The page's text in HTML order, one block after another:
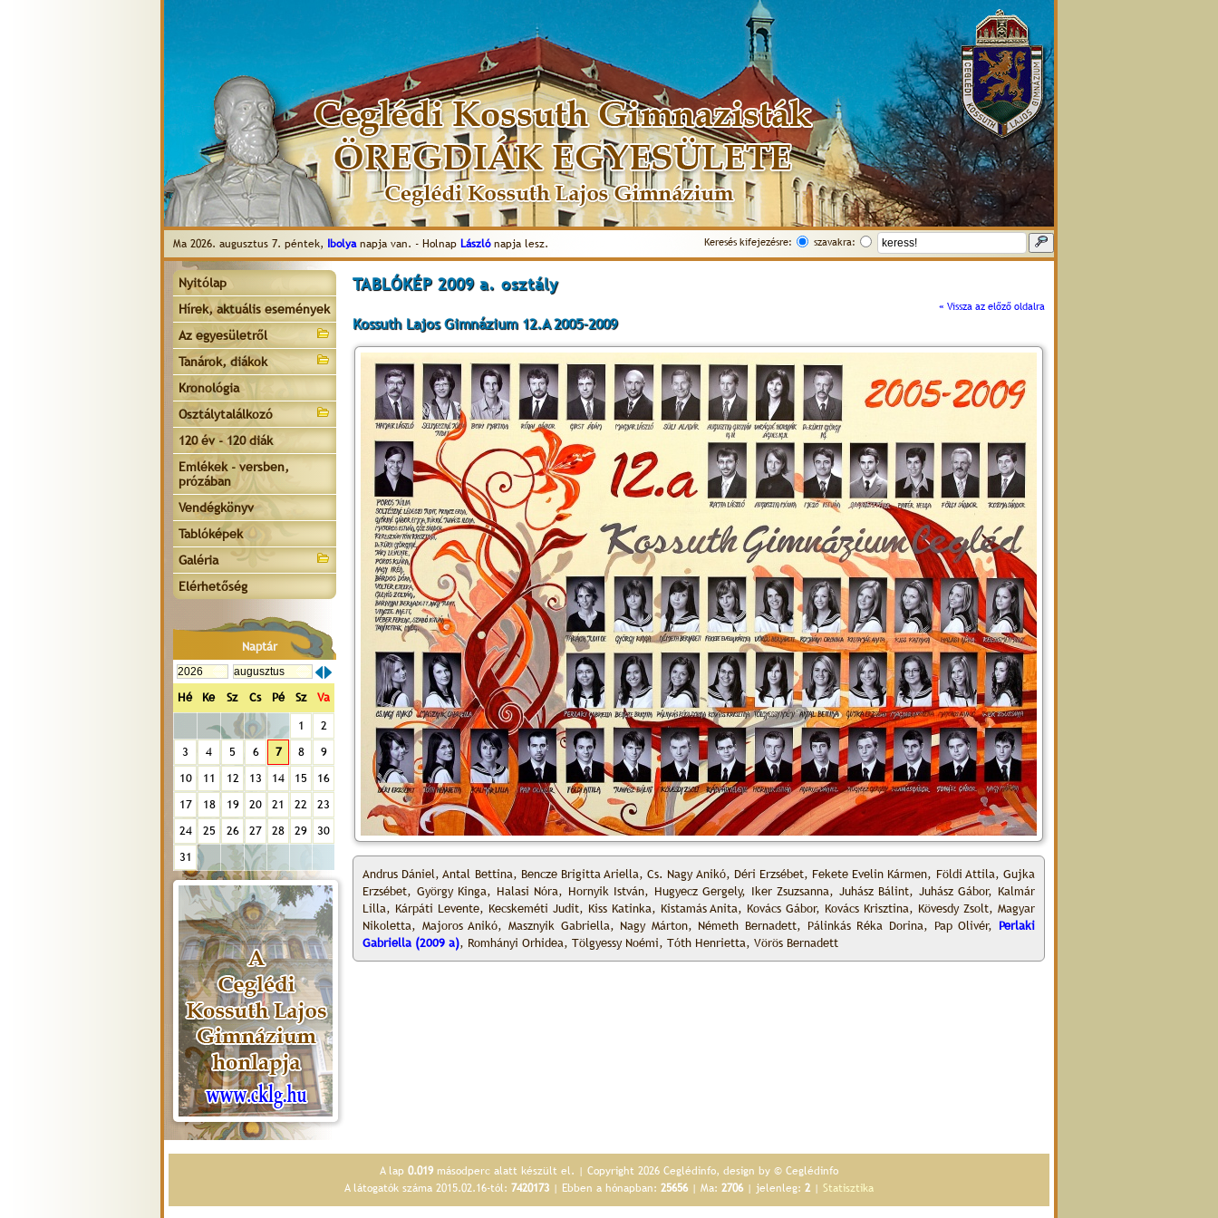
Ma 2026. augusztus 7. péntek, Ibolyanapja van. - Holnap Lászlónapja lesz. Keresés kifejezésre: szavakra:
Nyitólap
Hírek, aktuális események
Az egyesületről
Tanárok, diákok
Kronológia
Osztálytalálkozó
120 év - 120 diák
Emlékek - versben,
prózában
Vendégkönyv
Tablóképek
Galéria
Elérhetőség
Naptár
Hé Ke Sz Cs Pé Sz Va
1
2
3
4 5 6 7 8
9
10
11 12 13 14 15
16
17
18 19 20 21 22
23
24
25 26 27 28 29
30
31
TABLÓKÉP 2009 a. osztály
« Vissza az előző oldalra
Kossuth Lajos Gimnázium 12.A 2005-2009
Andrus Dániel, Antal Bettina, Bencze Brigitta Ariella, Cs. Nagy Anikó, Déri Erzsébet, Fekete Evelin Kármen, Földi Attila, Gujka
Erzsébet, György Kinga, Halasi Nóra, Hornyik István, Hugyecz Gergely, Iker Zsuzsanna, Juhász Bálint, Juhász Gábor, Kalmár
Lilla, Kárpáti Levente, Kecskeméti Judit, Kiss Katinka, Kistamás Anita, Kovács Gábor, Kovács Krisztina, Kövesdy Zsolt, Magyar
Nikoletta, Majoros Anikó, Masznyik Gabriella, Nagy Márton, Németh Bernadett, Pálinkás Réka Dorina, Pap Olivér, Perlaki
Gabriella (2009 a), Romhányi Orhidea, Tölgyessy Noémi, Tóth Henrietta, Vörös Bernadett
A lap 0.019másodperc alatt készült el. | Copyright 2026 Ceglédinfo, design by © Ceglédinfo
A látogatók száma 2015.02.16-tól: 7420173 | Ebben a hónapban: 25656| Ma: 2706| jelenleg: 2 | Statisztika